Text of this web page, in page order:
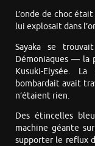
L’onde de choc
lui explosait dans
Sayaka se
Démoniaques — la
Kusuki-Elysée.
bombardait avait
n’étaient rien.
Des étincelles
machine géante
supporter le reflux